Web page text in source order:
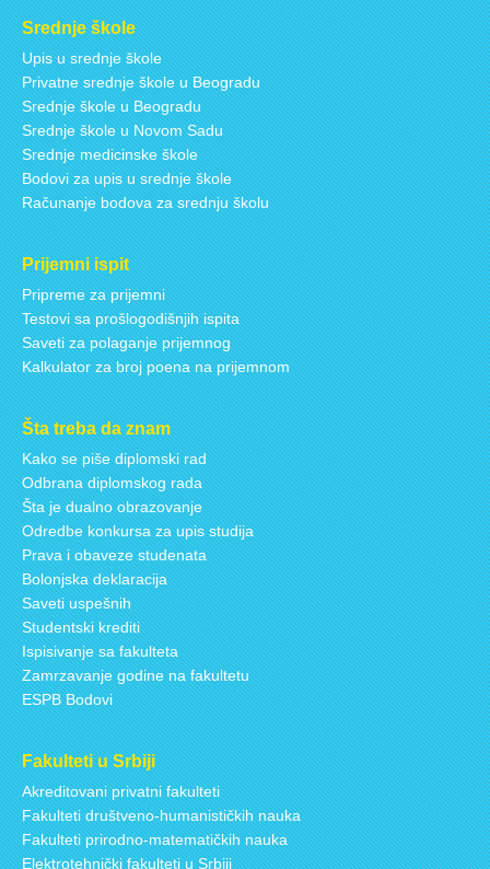
Srednje škole
Upis u srednje škole
Privatne srednje škole u Beogradu
Srednje škole u Beogradu
Srednje škole u Novom Sadu
Srednje medicinske škole
Bodovi za upis u srednje škole
Računanje bodova za srednju školu
Prijemni ispit
Pripreme za prijemni
Testovi sa prošlogodišnjih ispita
Saveti za polaganje prijemnog
Kalkulator za broj poena na prijemnom
Šta treba da znam
Kako se piše diplomski rad
Odbrana diplomskog rada
Šta je dualno obrazovanje
Odredbe konkursa za upis studija
Prava i obaveze studenata
Bolonjska deklaracija
Saveti uspešnih
Studentski krediti
Ispisivanje sa fakulteta
Zamrzavanje godine na fakultetu
ESPB Bodovi
Fakulteti u Srbiji
Akreditovani privatni fakulteti
Fakulteti društveno-humanističkih nauka
Fakulteti prirodno-matematičkih nauka
Elektrotehnički fakulteti u Srbiji